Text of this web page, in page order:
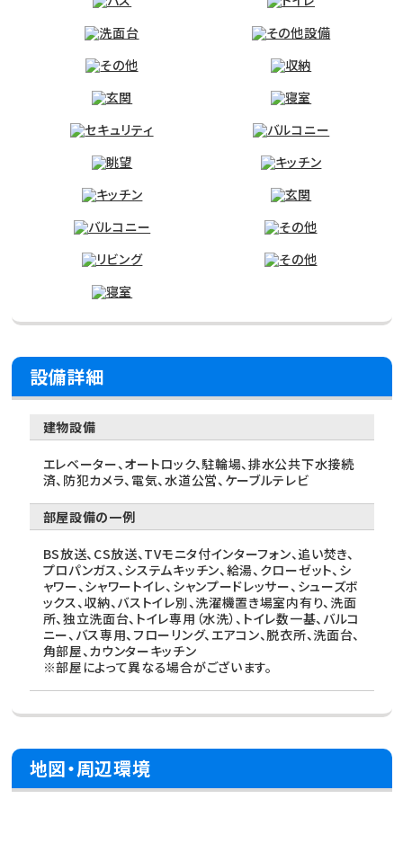
設備詳細
建物設備
エレベーター、オートロック、駐輪場、排水公共下水接続
済、防犯カメラ、電気、水道公営、ケーブルテレビ
部屋設備の一例
BS放送、CS放送、TVモニタ付インターフォン、追い焚き、
プロパンガス、システムキッチン、給湯、クローゼット、シ
ャワー、シャワートイレ、シャンプードレッサー、シューズボ
ックス、収納、バストイレ別、洗濯機置き場室内有り、洗面
所、独立洗面台、トイレ専用（水洗）、トイレ数一基、バルコ
ニー、バス専用、フローリング、エアコン、脱衣所、洗面台、
角部屋、カウンターキッチン
※部屋によって異なる場合がございます。
地図・周辺環境